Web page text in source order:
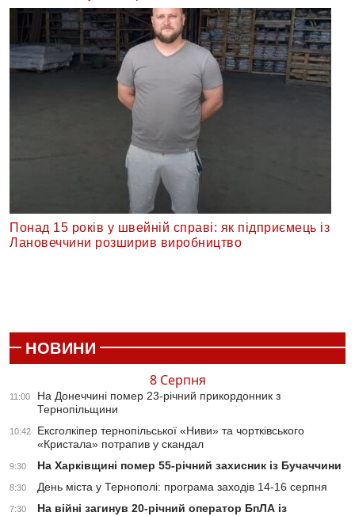
Понад 15 років у швейній справі: як підприємець із
Лановеччини розширив виробництво
НОВИНИ
8 Серпня
11:00
На Донеччині помер 23-річний прикордонник з
Тернопільщини
10:42
Ексголкіпер тернопільської «Ниви» та чортківського
«Кристала» потрапив у скандал
9:30 На Харківщині помер 55-річний захисник із Бучаччини
8:30 День міста у Тернополі: програма заходів 14-16 серпня
7:30
На війні загинув 20-річний оператор БпЛА із